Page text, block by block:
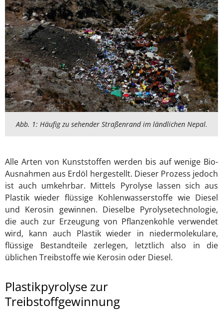
Abb. 1: Häufig zu sehender Straßenrand im ländlichen Nepal.
Alle Arten von Kunststoffen werden bis auf wenige Bio-
Ausnahmen aus Erdöl hergestellt. Dieser Prozess jedoch
ist auch umkehrbar. Mittels Pyrolyse lassen sich aus
Plastik wieder flüssige Kohlenwasserstoffe wie Diesel
und Kerosin gewinnen. Dieselbe Pyrolysetechnologie,
die auch zur Erzeugung von Pflanzenkohle verwendet
wird, kann auch Plastik wieder in niedermolekulare,
flüssige Bestandteile zerlegen, letztlich also in die
üblichen Treibstoffe wie Kerosin oder Diesel.
Plastikpyrolyse zur
Treibstoffgewinnung